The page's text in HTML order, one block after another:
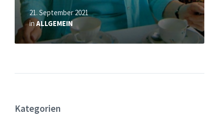
21. September 2021
in ALLGEMEIN
Kategorien